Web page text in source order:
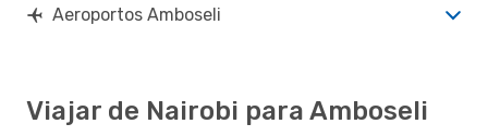
Aeroportos Amboseli
Viajar de Nairobi para Amboseli